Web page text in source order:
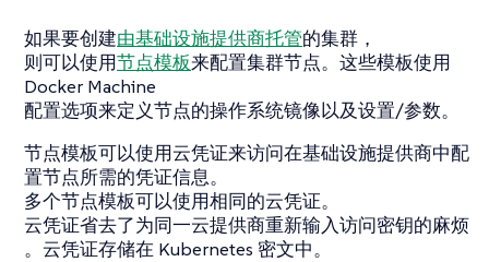
如果要创建由基础设施提供商托管的集群，
则可以使用节点模板来配置集群节点。这些模板使用
Docker Machine
配置选项来定义节点的操作系统镜像以及设置/参数。
节点模板可以使用云凭证来访问在基础设施提供商中配
置节点所需的凭证信息。
多个节点模板可以使用相同的云凭证。
云凭证省去了为同一云提供商重新输入访问密钥的麻烦
。云凭证存储在 Kubernetes 密文中。